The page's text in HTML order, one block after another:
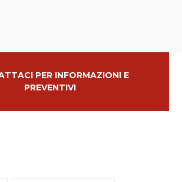
PER INFORMAZIONI E
PREVENTIVI